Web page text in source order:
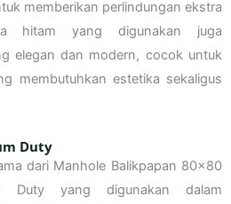
memberikan perlindungan ekstra
hitam yang digunakan juga
elegan dan modern, cocok untuk
membutuhkan estetika sekaligus
Duty
dari Manhole Balikpapan 80×80
Duty yang digunakan dalam